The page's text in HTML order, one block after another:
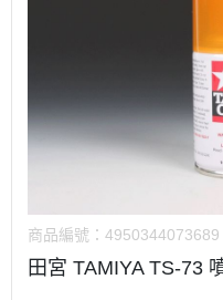
商品編號： 4950344073689
田宮 TAMIYA TS-73